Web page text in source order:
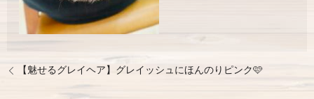
【魅せるグレイヘア】グレイッシュにほんのりピンク🩷